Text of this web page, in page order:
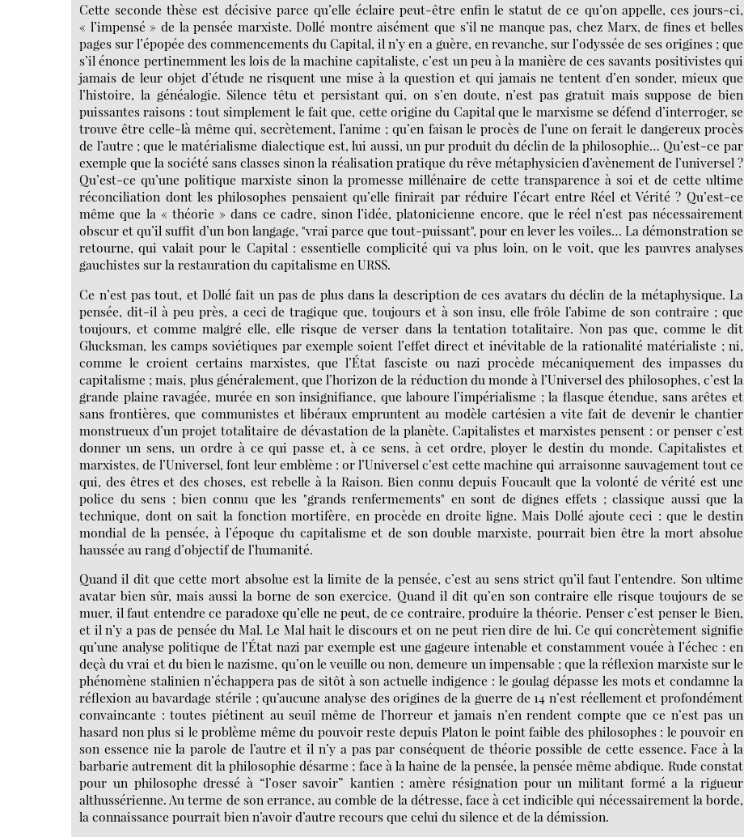
Cette seconde thèse est décisive parce qu’elle éclaire peut-être enfin le statut de ce qu’on appelle, ces jours-ci,
« l’impensé » de la pensée marxiste. Dollé montre aisément que s’il ne manque pas, chez Marx, de fines et belles
pages sur l’épopée des commencements du Capital, il n’y en a guère, en revanche, sur l’odyssée de ses origines ; que
s’il énonce pertinemment les lois de la machine capitaliste, c’est un peu à la manière de ces savants positivistes qui
jamais de leur objet d’étude ne risquent une mise à la question et qui jamais ne tentent d’en sonder, mieux que
l’histoire, la généalogie. Silence têtu et persistant qui, on s’en doute, n’est pas gratuit mais suppose de bien
puissantes raisons : tout simplement le fait que, cette origine du Capital que le marxisme se défend d’interroger, se
trouve être celle-là même qui, secrètement, l’anime ; qu’en faisan le procès de l’une on ferait le dangereux procès
de l’autre ; que le matérialisme dialectique est, lui aussi, un pur produit du déclin de la philosophie… Qu’est-ce par
exemple que la société sans classes sinon la réalisation pratique du rêve métaphysicien d’avènement de l’universel ?
Qu’est-ce qu’une politique marxiste sinon la promesse millénaire de cette transparence à soi et de cette ultime
réconciliation dont les philosophes pensaient qu’elle finirait par réduire l’écart entre Réel et Vérité ? Qu’est-ce
même que la « théorie » dans ce cadre, sinon l’idée, platonicienne encore, que le réel n’est pas nécessairement
obscur et qu’il suffit d’un bon langage, "vrai parce que tout-puissant", pour en lever les voiles… La démonstration se
retourne, qui valait pour le Capital : essentielle complicité qui va plus loin, on le voit, que les pauvres analyses
gauchistes sur la restauration du capitalisme en URSS.
Ce n’est pas tout, et Dollé fait un pas de plus dans la description de ces avatars du déclin de la métaphysique. La
pensée, dit-il à peu près, a ceci de tragique que, toujours et à son insu, elle frôle l’abime de son contraire ; que
toujours, et comme malgré elle, elle risque de verser dans la tentation totalitaire. Non pas que, comme le dit
Glucksman, les camps soviétiques par exemple soient l’effet direct et inévitable de la rationalité matérialiste ; ni,
comme le croient certains marxistes, que l’État fasciste ou nazi procède mécaniquement des impasses du
capitalisme ; mais, plus généralement, que l’horizon de la réduction du monde à l’Universel des philosophes, c’est la
grande plaine ravagée, murée en son insignifiance, que laboure l’impérialisme ; la flasque étendue, sans arêtes et
sans frontières, que communistes et libéraux empruntent au modèle cartésien a vite fait de devenir le chantier
monstrueux d’un projet totalitaire de dévastation de la planète. Capitalistes et marxistes pensent : or penser c’est
donner un sens, un ordre à ce qui passe et, à ce sens, à cet ordre, ployer le destin du monde. Capitalistes et
marxistes, de l’Universel, font leur emblème : or l’Universel c’est cette machine qui arraisonne sauvagement tout ce
qui, des êtres et des choses, est rebelle à la Raison. Bien connu depuis Foucault que la volonté de vérité est une
police du sens ; bien connu que les "grands renfermements" en sont de dignes effets ; classique aussi que la
technique, dont on sait la fonction mortifère, en procède en droite ligne. Mais Dollé ajoute ceci : que le destin
mondial de la pensée, à l’époque du capitalisme et de son double marxiste, pourrait bien être la mort absolue
haussée au rang d’objectif de l’humanité.
Quand il dit que cette mort absolue est la limite de la pensée, c’est au sens strict qu’il faut l’entendre. Son ultime
avatar bien sûr, mais aussi la borne de son exercice. Quand il dit qu’en son contraire elle risque toujours de se
muer, il faut entendre ce paradoxe qu’elle ne peut, de ce contraire, produire la théorie. Penser c’est penser le Bien,
et il n’y a pas de pensée du Mal. Le Mal hait le discours et on ne peut rien dire de lui. Ce qui concrètement signifie
qu’une analyse politique de l’État nazi par exemple est une gageure intenable et constamment vouée à l’échec : en
deçà du vrai et du bien le nazisme, qu’on le veuille ou non, demeure un impensable ; que la réflexion marxiste sur le
phénomène stalinien n’échappera pas de sitôt à son actuelle indigence : le goulag dépasse les mots et condamne la
réflexion au bavardage stérile ; qu’aucune analyse des origines de la guerre de 14 n’est réellement et profondément
convaincante : toutes piétinent au seuil même de l’horreur et jamais n’en rendent compte que ce n’est pas un
hasard non plus si le problème même du pouvoir reste depuis Platon le point faible des philosophes : le pouvoir en
son essence nie la parole de l’autre et il n’y a pas par conséquent de théorie possible de cette essence. Face à la
barbarie autrement dit la philosophie désarme ; face à la haine de la pensée, la pensée même abdique. Rude constat
pour un philosophe dressé à “l’oser savoir” kantien ; amère résignation pour un militant formé a la rigueur
althussérienne. Au terme de son errance, au comble de la détresse, face à cet indicible qui nécessairement la borde,
la connaissance pourrait bien n’avoir d’autre recours que celui du silence et de la démission.